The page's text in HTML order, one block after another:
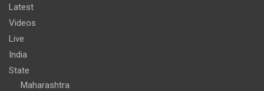
Latest
Videos
Live
India
State
Maharashtra